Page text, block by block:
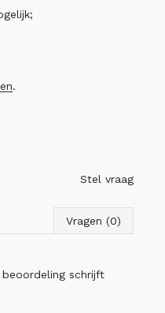
.
Stel vraag
Vragen (0)
beoordeling schrijft